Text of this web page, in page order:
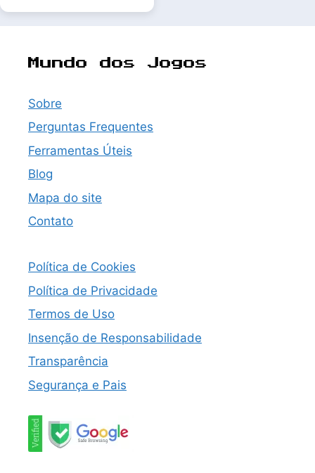
Mundo dos Jogos
Sobre
Perguntas Frequentes
Ferramentas Úteis
Blog
Mapa do site
Contato
Política de Cookies
Política de Privacidade
Termos de Uso
Insenção de Responsabilidade
Transparência
Segurança e Pais